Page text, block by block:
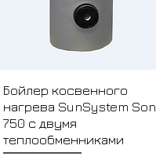
Быстрый просмотр
Бойлер косвенного
нагрева SunSystem Son
750 с двумя
теплообменниками